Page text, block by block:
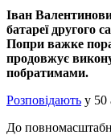
Іван
батареї другого
Попри важке
продовжує
побратимами.
Розповідають у 50
До